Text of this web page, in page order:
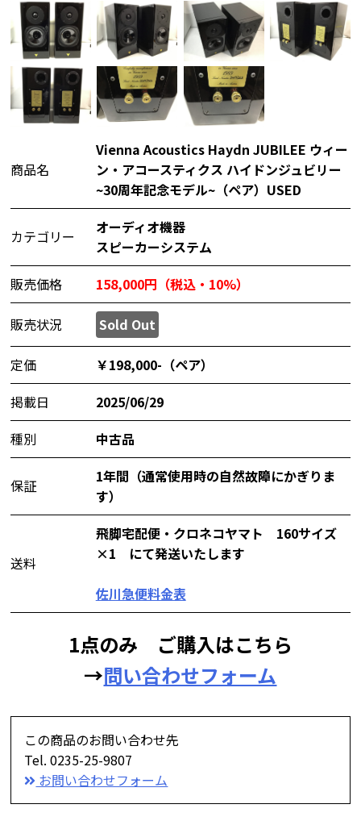
商品名
Vienna Acoustics Haydn JUBILEE ウィー
ン・アコースティクス ハイドンジュビリー
~30周年記念モデル~（ペア）USED
カテゴリー
オーディオ機器
スピーカーシステム
販売価格
158,000円（税込・10%）
販売状況 Sold Out
定価
￥198,000-（ペア）
掲載日
2025/06/29
種別
中古品
保証
1年間（通常使用時の自然故障にかぎりま
す）
送料
飛脚宅配便・クロネコヤマト 160サイズ
×1 にて発送いたします
佐川急便料金表
1点のみ ご購入はこちら
→問い合わせフォーム
この商品のお問い合わせ先
Tel. 0235-25-9807
お問い合わせフォーム